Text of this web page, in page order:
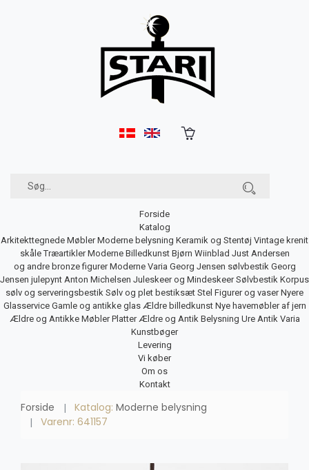
Forside
Katalog
Arkitekttegnede Møbler Moderne belysning Keramik og Stentøj Vintage krenit
skåle Træartikler Moderne Billedkunst Bjørn Wiinblad Just Andersen
og andre bronze figurer Moderne Varia Georg Jensen sølvbestik Georg
Jensen julepynt Anton Michelsen Juleskeer og Mindeskeer Sølvbestik Korpus
sølv og serveringsbestik Sølv og plet bestiksæt Stel Figurer og vaser Nyere
Glasservice Gamle og antikke glas Ældre billedkunst Nye havemøbler af jern
Ældre og Antikke Møbler Platter Ældre og Antik Belysning Ure Antik Varia
Kunstbøger
Levering
Vi køber
Om os
Kontakt
Forside Katalog: Moderne belysning
Varenr: 641157